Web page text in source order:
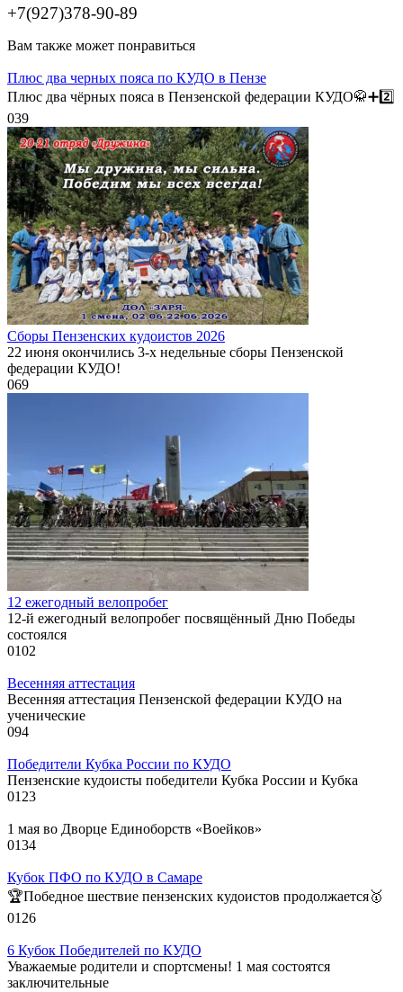
+7(927)378-90-89
Вам также может понравиться
Плюс два черных пояса по КУДО в Пензе
Плюс два чёрных пояса в Пензенской федерации КУДО🥋➕️2️⃣
039
Сборы Пензенских кудоистов 2026
22 июня окончились 3-х недельные сборы Пензенской
федерации КУДО!
069
12 ежегодный велопробег
12-й ежегодный велопробег посвящённый Дню Победы
состоялся
0102
Весенняя аттестация
Весенняя аттестация Пензенской федерации КУДО на
ученические
094
Победители Кубка России по КУДО
Пензенские кудоисты победители Кубка России и Кубка
0123
1 мая во Дворце Единоборств «Воейков»
0134
Кубок ПФО по КУДО в Самаре
🏆Победное шествие пензенских кудоистов продолжается🥇
0126
6 Кубок Победителей по КУДО
Уважаемые родители и спортсмены! 1 мая состоятся
заключительные